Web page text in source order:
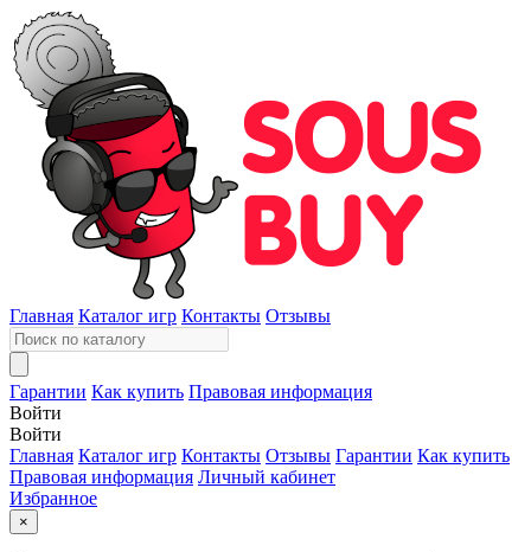
Главная Каталог игр Контакты Отзывы
Гарантии Как купить Правовая информация
Войти
Войти
Главная Каталог игр Контакты Отзывы Гарантии Как купить
Правовая информация Личный кабинет
Избранное
×